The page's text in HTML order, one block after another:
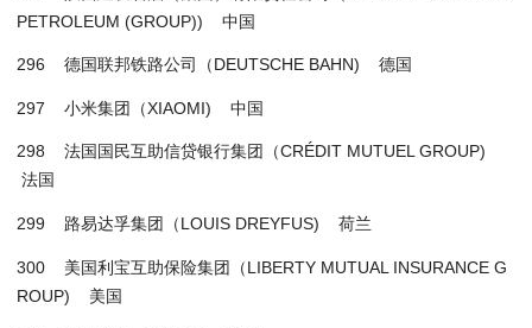
PETROLEUM (GROUP)) 中国
296 德国联邦铁路公司（DEUTSCHE BAHN) 德国
297 小米集团（XIAOMI) 中国
298 法国国民互助信贷银行集团（CRÉDIT MUTUEL GROUP)
法国
299 路易达孚集团（LOUIS DREYFUS) 荷兰
300 美国利宝互助保险集团（LIBERTY MUTUAL INSURANCE G
ROUP) 美国